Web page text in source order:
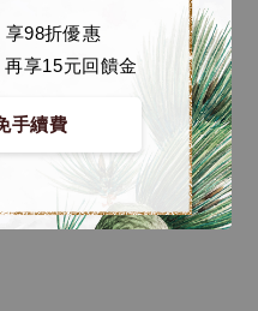
享98折優惠
享15元回饋金
手續費
加購優惠【海賊王 布魯克達摩 [7STARS Studio]】